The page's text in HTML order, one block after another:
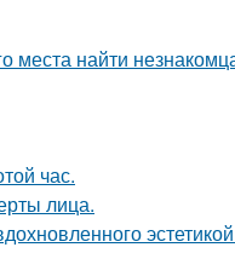
места найти
час.
лица.